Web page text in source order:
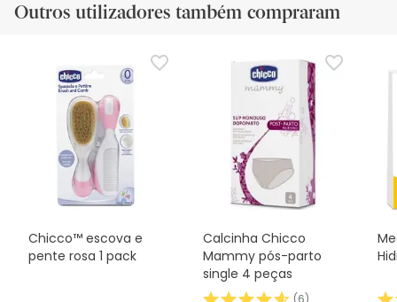
Outros utilizadores também compraram
Chicco™ escova e
pente rosa 1 pack
Calcinha Chicco
Mammy pós-parto
single 4 peças
(6)